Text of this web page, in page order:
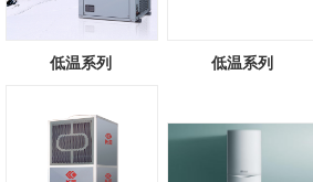
低温系列 低温系列